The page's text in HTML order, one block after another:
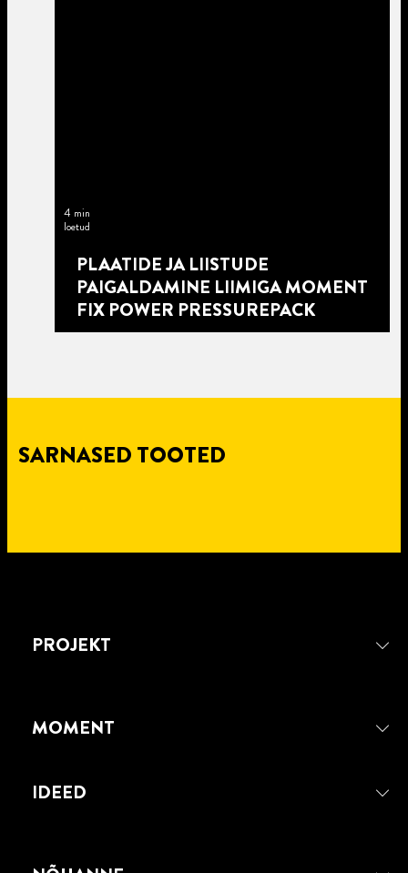
4 min
loetud
PLAATIDE JA LIISTUDE
PAIGALDAMINE LIIMIGA MOMENT
FIX POWER PRESSUREPACK
SARNASED TOOTED
PROJEKT
MOMENT
IDEED